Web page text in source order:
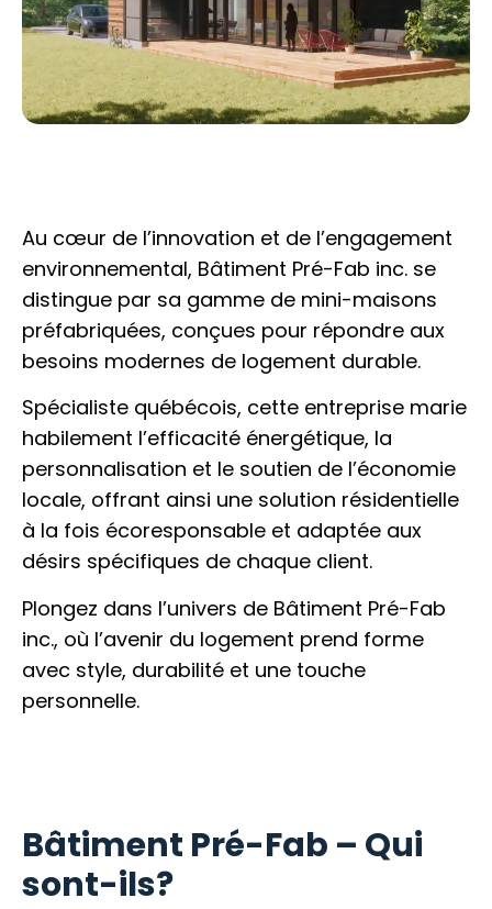
Au cœur de l’innovation et de l’engagement
environnemental, Bâtiment Pré-Fab inc. se
distingue par sa gamme de mini-maisons
préfabriquées, conçues pour répondre aux
besoins modernes de logement durable.
Spécialiste québécois, cette entreprise marie
habilement l’efficacité énergétique, la
personnalisation et le soutien de l’économie
locale, offrant ainsi une solution résidentielle
à la fois écoresponsable et adaptée aux
désirs spécifiques de chaque client.
Plongez dans l’univers de Bâtiment Pré-Fab
inc., où l’avenir du logement prend forme
avec style, durabilité et une touche
personnelle.
Bâtiment Pré-Fab – Qui
sont-ils?